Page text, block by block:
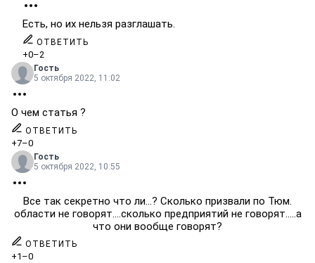
Есть, но их нельзя разглашать.
ОТВЕТИТЬ
+0–2
Гость
5 октября 2022, 11:02
О чем статья ?
ОТВЕТИТЬ
+7–0
Гость
5 октября 2022, 10:55
Все так секретно что ли...? Сколько призвали по Тюм.
области не говорят....сколько предприятий не говорят.....а
что они вообще говорят?
ОТВЕТИТЬ
+1 –0